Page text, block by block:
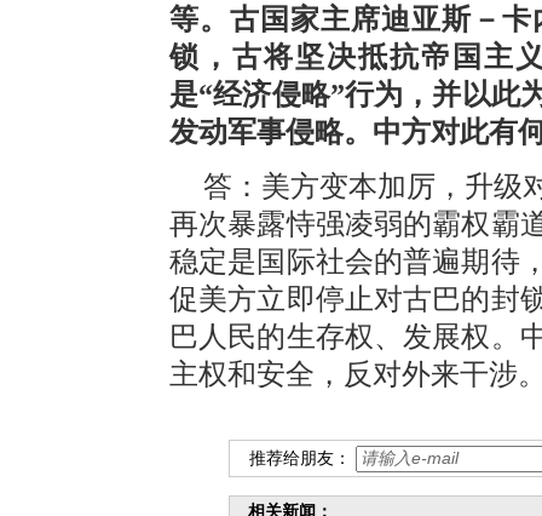
等。古国家主席迪亚斯－
锁，古将坚决抵抗帝国主
是“经济侵略”行为，并以此
发动军事侵略。中方对此有
答：美方变本加厉，升级
再次暴露恃强凌弱的霸权霸
稳定是国际社会的普遍期待
促美方立即停止对古巴的封
巴人民的生存权、发展权。
主权和安全，反对外来干涉
推荐给朋友：
相关新闻：